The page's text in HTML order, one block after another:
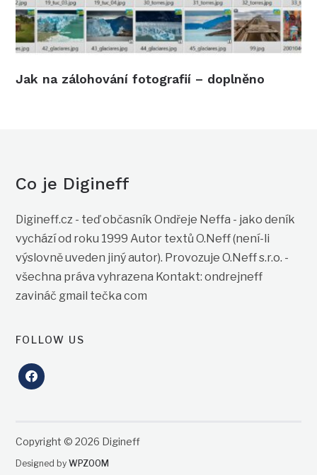
Jak na zálohování fotografií – doplněno
Co je Digineff
Digineff.cz - teď občasník Ondřeje Neffa - jako deník
vychází od roku 1999 Autor textů O.Neff (není-li
výslovně uveden jiný autor). Provozuje O.Neff s.r.o. -
všechna práva vyhrazena Kontakt: ondrejneff
zavináč gmail tečka com
FOLLOW US
facebook
Copyright © 2026 Digineff
Designed byWPZOOM